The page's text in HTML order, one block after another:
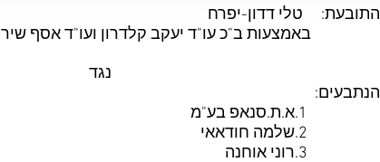
התובעת: טלי דדון-יפרח
באמצעות ב"כ עו"ד יעקב קלדרון ועו"ד אסף שיר
נגד
הנתבעים: